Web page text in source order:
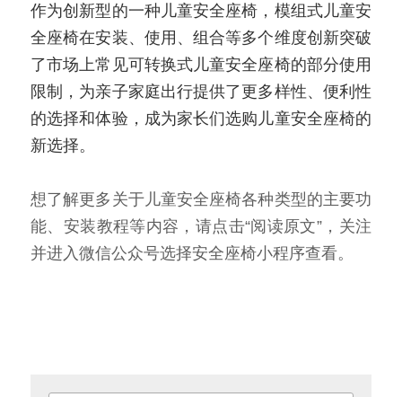
作为创新型的一种儿童安全座椅，模组式儿童安
全座椅在安装、使用、组合等多个维度创新突破
了市场上常见可转换式儿童安全座椅的部分使用
限制，为亲子家庭出行提供了更多样性、便利性
的选择和体验，成为家长们选购儿童安全座椅的
新选择。
想了解更多关于儿童安全座椅各种类型的主要功
能、安装教程等内容，请点击“阅读原文”，关注
并进入微信公众号选择安全座椅小程序查看。